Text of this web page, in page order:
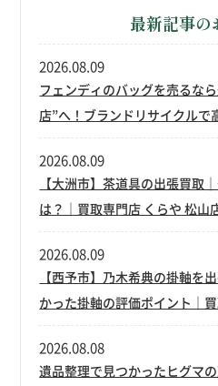
最新記事の
フェンディのバッグを売るな
店”へ！ブランドリサイクルで
2026.08.09
【大洲市】茶道具の出張買取
は？｜買取専門店 くらや 松山
2026.08.09
【西予市】乃木希典の掛軸を
かった掛軸の評価ポイント｜
2026.08.09
遺品整理で見つかったヒグマ
2026.08.08